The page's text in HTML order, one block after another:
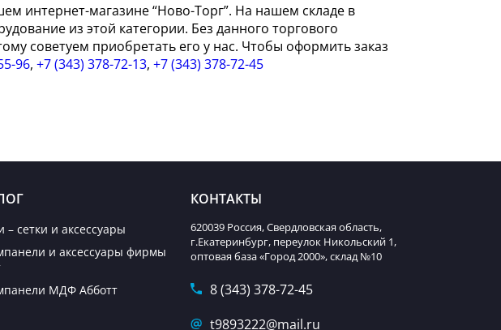
интернет-магазине “Ново-Торг”. На нашем складе в
из этой категории. Без данного торгового
советуем приобретать его у нас. Чтобы оформить заказ
96, +7 (343) 378-72-13, +7 (343) 378-72-45
– сетки и аксессуары
и аксессуары фирмы
МДФ Абботт
КОНТАКТЫ
620039 Россия, Свердловская область,
г.Екатеринбург, переулок Никольский 1,
оптовая база «Город 2000», склад №10
8 (343) 378-72-45
t9893222@mail.ru